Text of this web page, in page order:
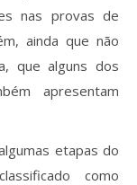
nas provas de
ainda que não
que alguns dos
apresentam
etapas do
como